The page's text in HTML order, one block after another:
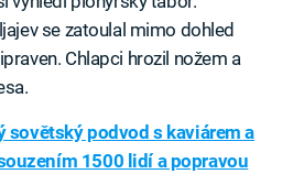
se zatoulal mimo dohled
Chlapci hrozil nožem a
sovětský podvod s kaviárem a
1500 lidí a popravou